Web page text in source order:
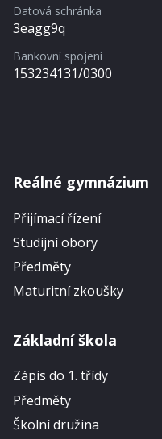
Datová schránka
3eagg9q
Bankovní spojení
153234131/0300
Reálné gymnázium
Přijímací řízení
Studijní obory
Předměty
Maturitní zkoušky
Základní škola
Zápis do 1. třídy
Předměty
Školní družina